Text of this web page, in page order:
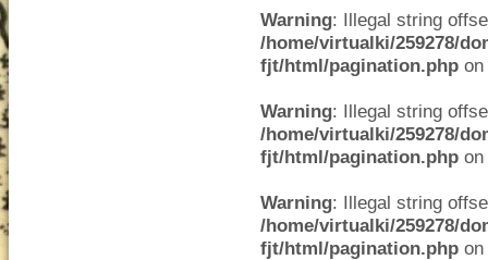
Warning: Illegal string
/home/virtualki/259278/
fjt/html/pagination.php
Warning: Illegal string
/home/virtualki/259278/
fjt/html/pagination.php
Warning: Illegal string
/home/virtualki/259278/
fjt/html/pagination.php